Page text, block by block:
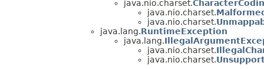
java.nio.charset.
java.nio.charset.
java.nio.charset.
java.lang.RuntimeException
java.lang.
java.nio.charset.
java.nio.charset.